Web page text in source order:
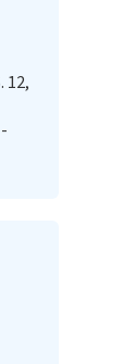
12,